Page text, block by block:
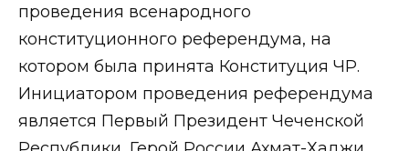
проведения всенародного
конституционного референдума, на
котором была принята Конституция ЧР.
Инициатором проведения референдума
является Первый Президент Чеченской